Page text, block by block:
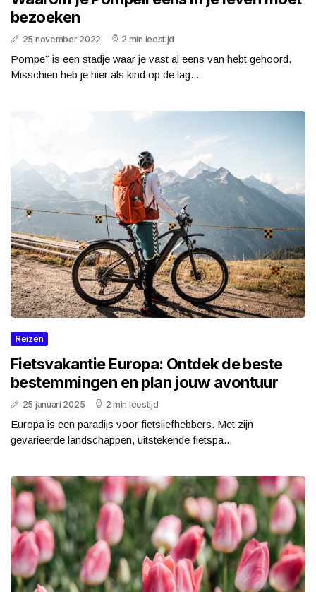
bezoeken
25 november 2022 2 min leestijd
Pompeï is een stadje waar je vast al eens van hebt gehoord.
Misschien heb je hier als kind op de lag...
Reizen
Fietsvakantie Europa: Ontdek de beste
bestemmingen en plan jouw avontuur
25 januari 2025 2 min leestijd
Europa is een paradijs voor fietsliefhebbers. Met zijn
gevarieerde landschappen, uitstekende fietspa...